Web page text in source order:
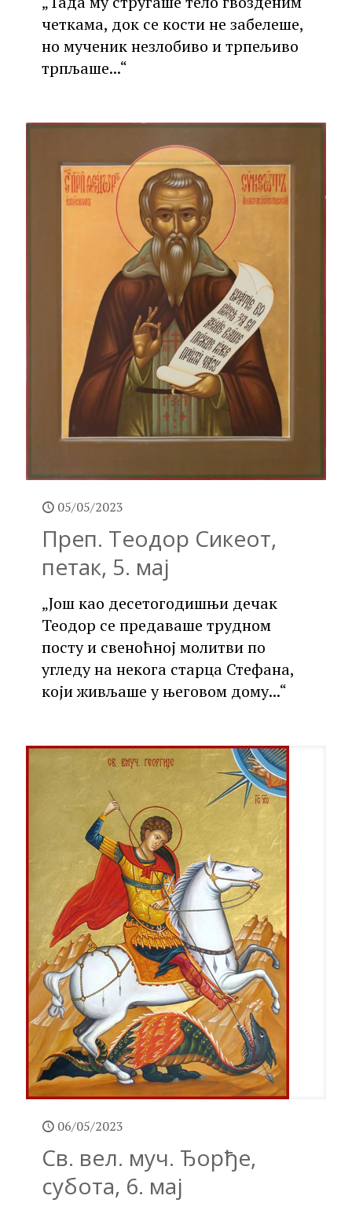
четкама, док се кости не забелеше,
но мученик незлобиво и трпељиво
трпљаше...“
05/05/2023
Преп. Теодор Сикеот,
петак, 5. мај
„Још као десетогодишњи дечак
Теодор се предаваше трудном
посту и свеноћној молитви по
угледу на некога старца Стефана,
који живљаше у његовом дому...“
06/05/2023
Св. вел. муч. Ђорђе,
субота, 6. мај